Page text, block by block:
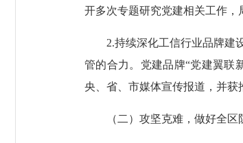
开多次专题研究党建相关工作，
2.持续深化工信行业品牌建设
管的合力。党建品牌“党建翼联
央、省、市媒体宣传报道，并获
（二）攻坚克难，做好全区